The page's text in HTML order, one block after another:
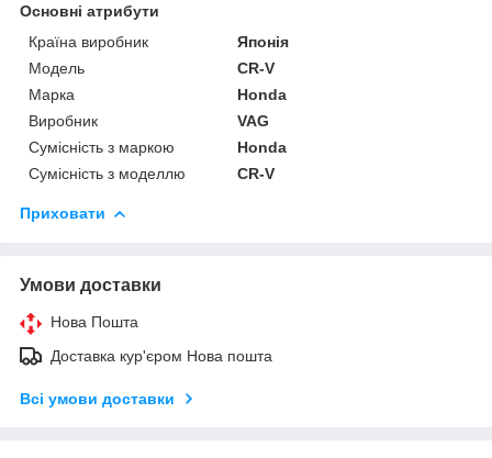
Основні атрибути
Країна виробник
Японія
Модель
CR-V
Марка
Honda
Виробник
VAG
Сумісність з маркою
Honda
Сумісність з моделлю
CR-V
Приховати
Умови доставки
Нова Пошта
Доставка кур'єром Нова пошта
Всі умови доставки